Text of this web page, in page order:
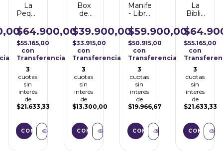
La
Pequeña
de los
Cristales
(Kit
Cristales
+
Libro)
$64.900,00
$55.165,00
con
Transferencia
3
cuotas
sin
interés
de
$21.633,33
Box
de
-
Principiantes
$39.900,00
$33.915,00
con
Transferencia
3
cuotas
sin
interés
de
$13.300,00
Manifestar
- Libro
Oráculo
$59.900,00
$50.915,00
con
Transferencia
3
cuotas
sin
interés
de
$19.966,67
La
Biblia
Cristales
$55.165,00
con
3
cuotas
sin
interés
de
$21.633,33